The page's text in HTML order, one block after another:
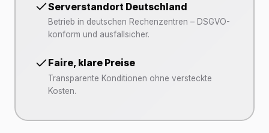
Serverstandort Deutschland
Betrieb in deutschen Rechenzentren – DSGVO-
konform und ausfallsicher.
Faire, klare Preise
Transparente Konditionen ohne versteckte
Kosten.